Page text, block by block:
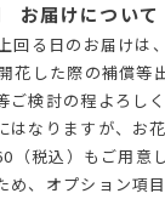
お届けについて
回る日のお届けは
花した際の補償等
ご検討の程よろし
はなりますが、お
（税込）もご用意
め、オプション項